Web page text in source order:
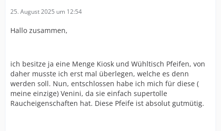
25. August 2025 um 12:54
Hallo zusammen,
ich besitze ja eine Menge Kiosk und Wühltisch Pfeifen, von
daher musste ich erst mal überlegen, welche es denn
werden soll. Nun, entschlossen habe ich mich für diese (
meine einzige) Venini, da sie einfach supertolle
Raucheigenschaften hat. Diese Pfeife ist absolut gutmütig.